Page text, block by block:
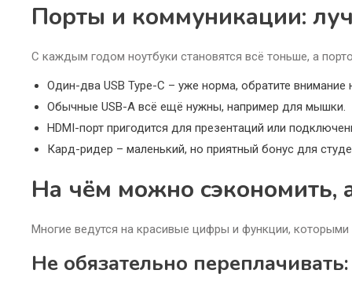
Порты и коммуникации:
С каждым годом ноутбуки становятся всё тоньше, а
Один-два USB Type-C – уже норма, обратите
Обычные USB-A всё ещё нужны, например для мышки.
HDMI-порт пригодится для презентаций или
Кард-ридер – маленький, но приятный бонус для
На чём можно сэкономить,
Многие ведутся на красивые цифры и функции, которыми
Не обязательно переплачивать: